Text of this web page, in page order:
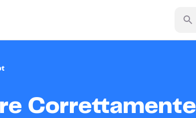
Correttamente